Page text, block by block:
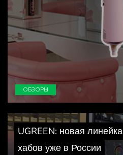
ОБЗОРЫ
UGREEN: новая линейка
хабов уже в России